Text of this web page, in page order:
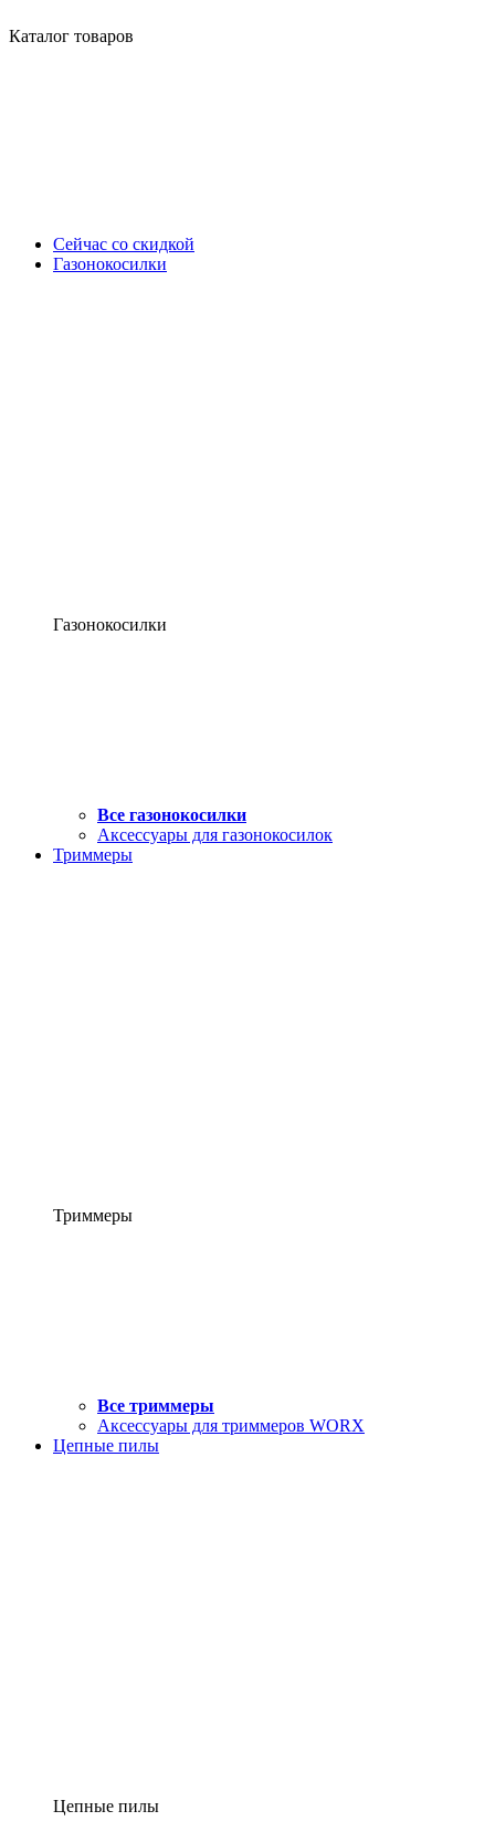
Каталог товаров
Сейчас со скидкой
Газонокосилки
Газонокосилки
Все газонокосилки
Аксессуары для газонокосилок
Триммеры
Триммеры
Все триммеры
Аксессуары для триммеров WORX
Цепные пилы
Цепные пилы